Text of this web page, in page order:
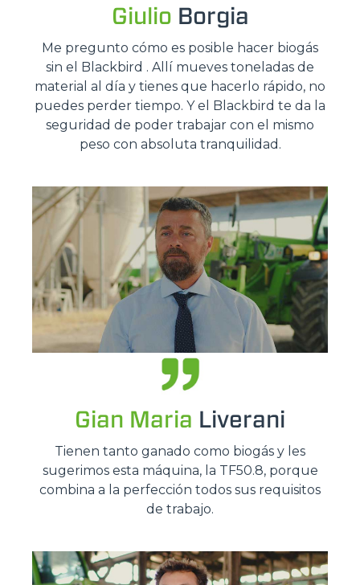
Giulio Borgia
Me pregunto cómo es posible hacer biogás
sin el Blackbird . Allí mueves toneladas de
material al día y tienes que hacerlo rápido, no
puedes perder tiempo. Y el Blackbird te da la
seguridad de poder trabajar con el mismo
peso con absoluta tranquilidad.
Gian Maria Liverani
Tienen tanto ganado como biogás y les
sugerimos esta máquina, la TF50.8, porque
combina a la perfección todos sus requisitos
de trabajo.